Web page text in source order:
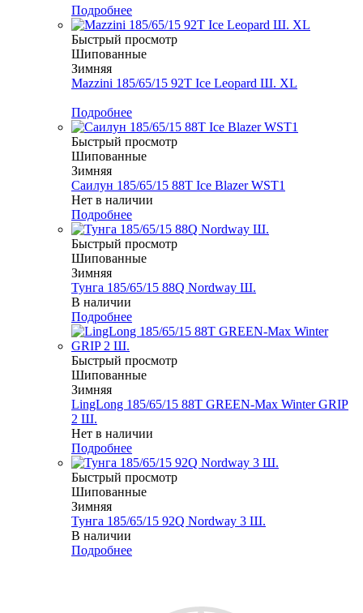
Подробнее
Быстрый просмотр
Шипованные
Зимняя
Mazzini 185/65/15 92T Ice Leopard Ш. XL
Подробнее
Быстрый просмотр
Шипованные
Зимняя
Саилун 185/65/15 88T Ice Blazer WST1
Нет в наличии
Подробнее
Быстрый просмотр
Шипованные
Зимняя
Тунга 185/65/15 88Q Nordway Ш.
В наличии
Подробнее
Быстрый просмотр
Шипованные
Зимняя
LingLong 185/65/15 88T GREEN-Max Winter GRIP
2 Ш.
Нет в наличии
Подробнее
Быстрый просмотр
Шипованные
Зимняя
Тунга 185/65/15 92Q Nordway 3 Ш.
В наличии
Подробнее